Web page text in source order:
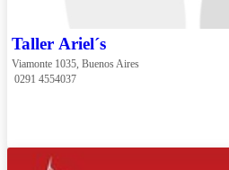
Taller Ariel´s
Viamonte 1035, Buenos Aires
0291 4554037